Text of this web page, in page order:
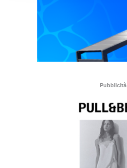
Pubblicità